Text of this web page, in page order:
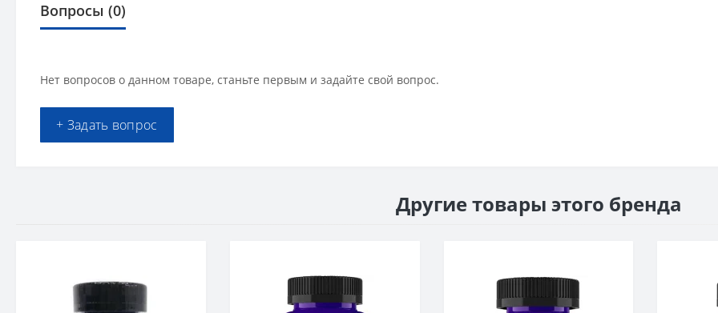
Вопросы (0)
Нет вопросов о данном товаре, станьте первым и задайте свой вопрос.
+ Задать вопрос
Другие товары этого бренда